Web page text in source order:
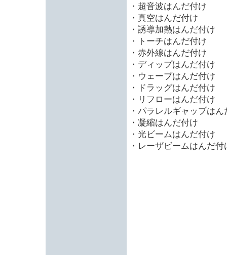
・超音波はんだ付け
・真空はんだ付け
・誘導加熱はんだ付け
・トーチはんだ付け
・赤外線はんだ付け
・ディップはんだ付け
・ウェーブはんだ付け
・ドラッグはんだ付け
・リフローはんだ付け
・パラレルギャップはん
・凝縮はんだ付け
・光ビームはんだ付け
・レーザビームはんだ付